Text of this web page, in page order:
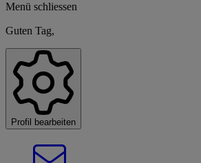
Menü schliessen
Guten Tag,
Profil bearbeiten